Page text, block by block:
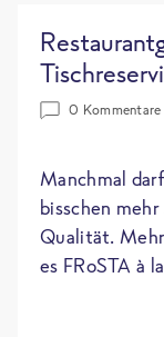
0 Kommentare
Manchmal
bisschen
Qualität.
es FRoSTA à